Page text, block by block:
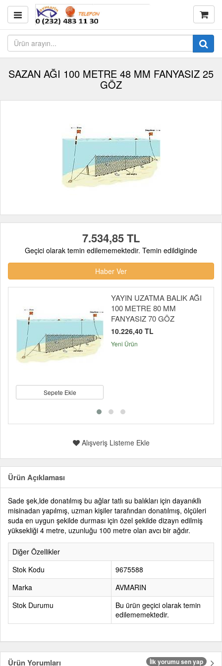
SAZAN AĞI 100 METRE 48 MM FANYASIZ 25
GÖZ
7.534,85 TL
Geçici olarak temin edilememektedir. Temin edildiginde
Haber Ver
Sepete Ekle
YAYIN UZATMA BALIK AĞI
100 METRE 80 MM
FANYASIZ 70 GÖZ
10.226,40 TL
Yeni Ürün
Alışveriş Listeme Ekle
Ürün Açıklaması
Sade şek,lde donatılmış bu ağlar tatlı su balıkları için dayanıkllı
misinadan yapılmış, uzman kişiler tarafından donatılmış, ölçüleri
suda en uygun şekilde durması için özel şekilde dizayn edilmiş
yüksekliği 4 metre, uzunluğu 100 metre olan avcı bir ağdır.
Diğer Özellikler
Stok Kodu
9675588
Marka
AVMARIN
Stok Durumu
Bu ürün geçici olarak temin
edilememektedir.
Ürün Yorumları İlk yorumu sen yap